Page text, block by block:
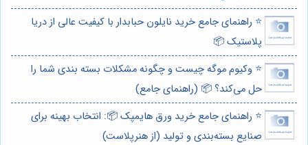
⭐️ راهنمای جامع خرید نایلون حبابدار با کیفیت عالی از دریا
پلاستیک 📦
⭐️ وکیوم موگه چیست و چگونه مشکلات بسته بندی شما را
حل می‌کند؟ 📦 (راهنمای جامع)
⭐️ راهنمای جامع خرید ورق هایمپک 📦: انتخاب بهینه برای
صنایع بسته‌بندی و تولید (از هنرپلاست)